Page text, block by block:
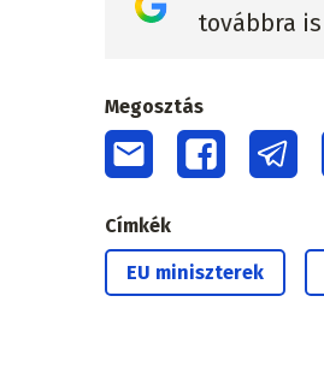
továbbra
Megosztás
Címkék
EU miniszterek